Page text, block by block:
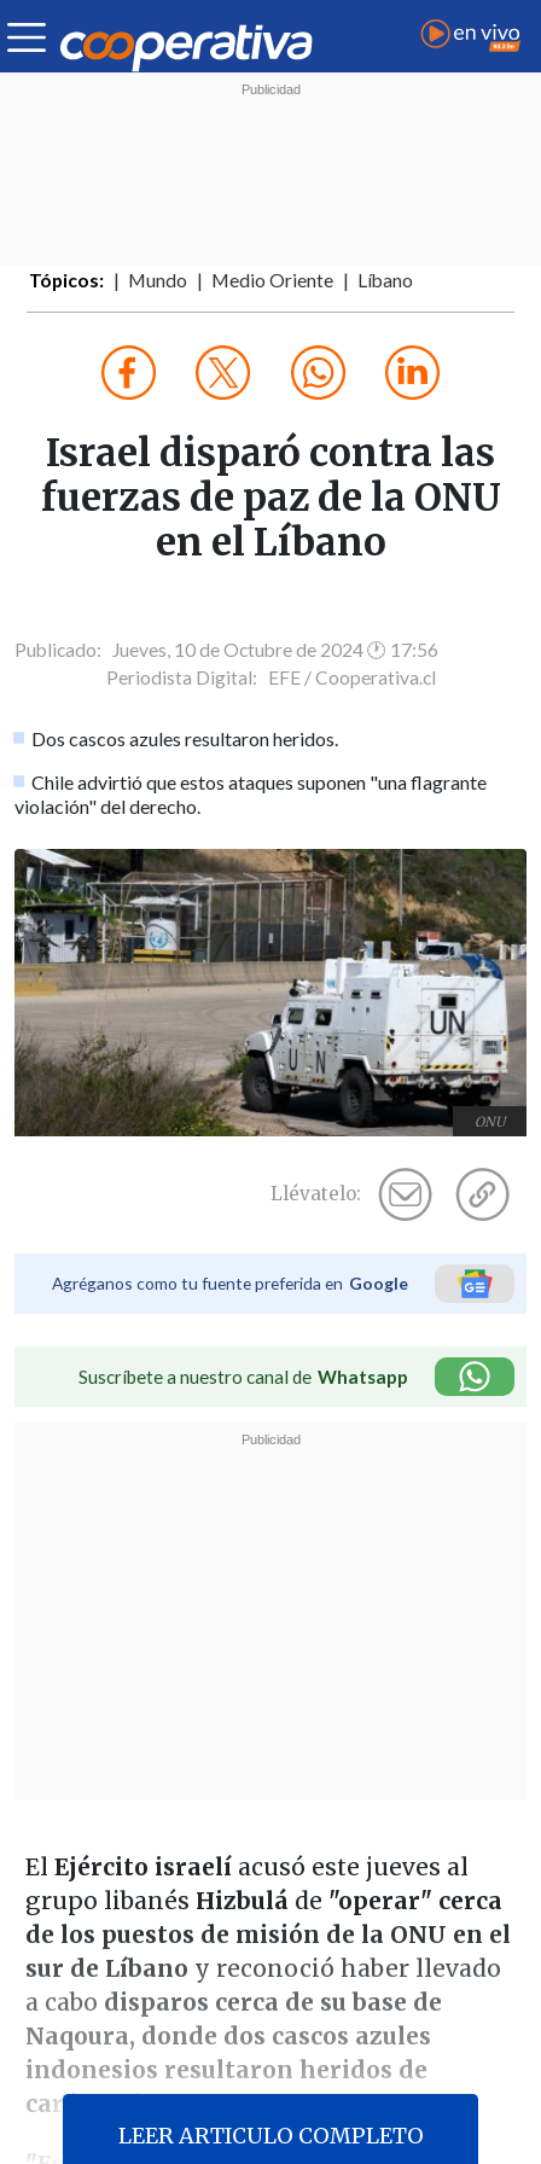
Tópicos: Mundo Medio Oriente Líbano
Israel disparó contra las
fuerzas de paz de la ONU
en el Líbano
Publicado: Jueves, 10 de Octubre de 2024 🕐 17:56
Periodista Digital: EFE / Cooperativa.cl
Dos cascos azules resultaron heridos.
Chile advirtió que estos ataques suponen "una flagrante
violación" del derecho.
ONU
Llévatelo:
Agréganos como tu fuente preferida en Google
Suscríbete a nuestro canal de Whatsapp
El Ejército israelíacusó este jueves al
grupo libanés Hizbulá de "operar" cerca
de los puestos de misión de la ONU en el
sur de Líbano y reconoció haber llevado
a cabo disparos cerca de su base de
Naqoura, donde dos cascos azules
indonesios resultaron heridos de
carácter leves.
LEER ARTICULO COMPLETO